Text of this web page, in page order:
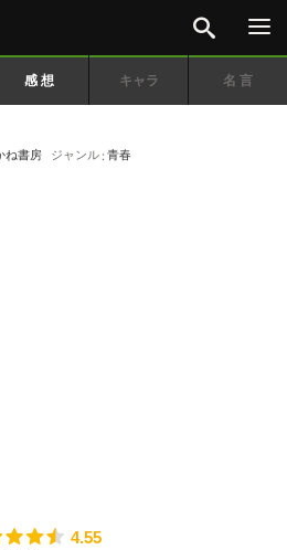
感想 キャラ 名言
ね書房 ジャンル 青春
4.55